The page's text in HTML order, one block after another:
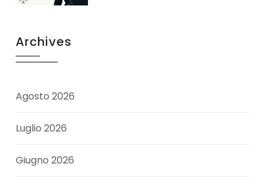
Archives
Agosto 2026
Luglio 2026
Giugno 2026